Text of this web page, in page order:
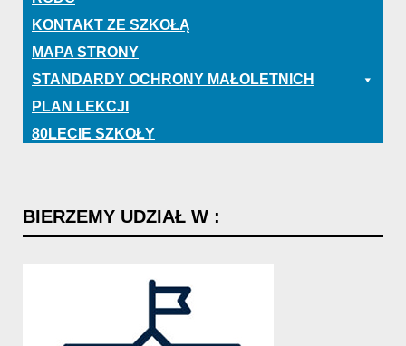
KONTAKT ZE SZKOŁĄ
MAPA STRONY
STANDARDY OCHRONY MAŁOLETNICH
PLAN LEKCJI
80LECIE SZKOŁY
BIERZEMY UDZIAŁ W :